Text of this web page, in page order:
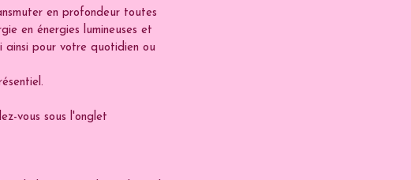
en profondeur toutes
en énergies lumineuses et
pour votre quotidien ou
vous sous l'onglet